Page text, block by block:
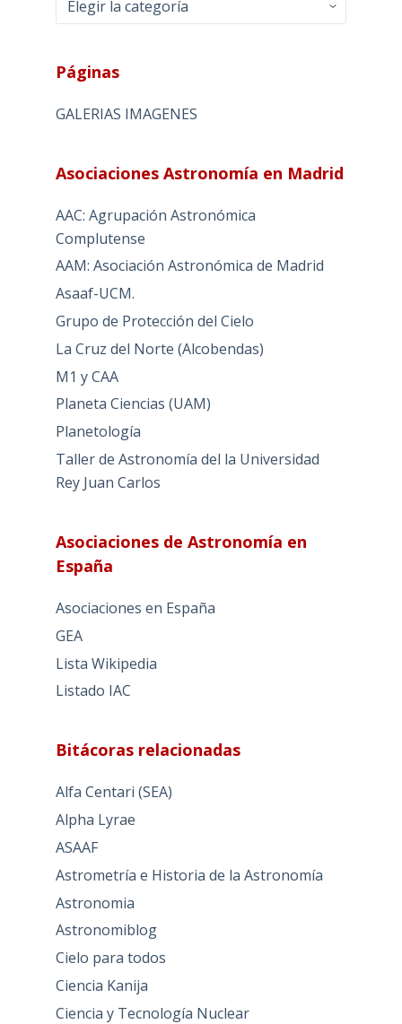
Páginas
GALERIAS IMAGENES
Asociaciones Astronomía en Madrid
AAC: Agrupación Astronómica
Complutense
AAM: Asociación Astronómica de Madrid
Asaaf-UCM.
Grupo de Protección del Cielo
La Cruz del Norte (Alcobendas)
M1 y CAA
Planeta Ciencias (UAM)
Planetología
Taller de Astronomía del la Universidad
Rey Juan Carlos
Asociaciones de Astronomía en
España
Asociaciones en España
GEA
Lista Wikipedia
Listado IAC
Bitácoras relacionadas
Alfa Centari (SEA)
Alpha Lyrae
ASAAF
Astrometría e Historia de la Astronomía
Astronomia
Astronomiblog
Cielo para todos
Ciencia Kanija
Ciencia y Tecnología Nuclear